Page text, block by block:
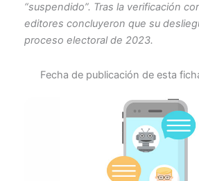
“suspendido”. Tras la verificación
editores concluyeron que su
proceso electoral de 2023.
Fecha de publicación de esta